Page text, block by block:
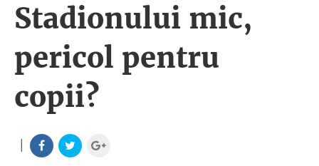
Stadionului mic,
pericol pentru
copii?
|